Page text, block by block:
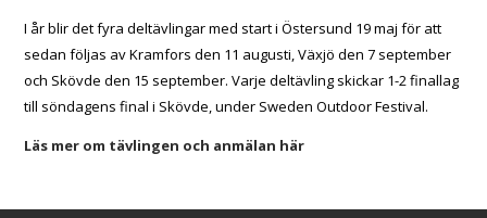
I år blir det fyra deltävlingar med start i Östersund 19 maj för att
sedan följas av Kramfors den 11 augusti, Växjö den 7 september
och Skövde den 15 september. Varje deltävling skickar 1-2 finallag
till söndagens final i Skövde, under Sweden Outdoor Festival.
Läs mer om tävlingen och anmälan här